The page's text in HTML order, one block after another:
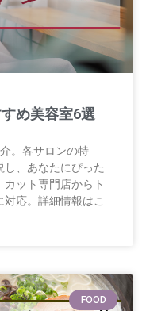
め美容室6選
。各サロンの特
、あなたにぴった
ット専門店からト
応。詳細情報はこ
FOOD